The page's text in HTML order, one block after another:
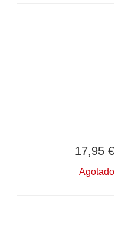
17,95 €
Agotado